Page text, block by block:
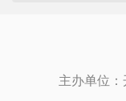
主办单位